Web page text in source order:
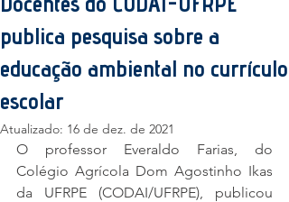
Docentes do CODAI-UFRPE
publica pesquisa sobre a
educação ambiental no currículo
escolar
Atualizado: 16 de dez. de 2021
O professor Everaldo Farias, do
Colégio Agrícola Dom Agostinho Ikas
da UFRPE (CODAI/UFRPE), publicou